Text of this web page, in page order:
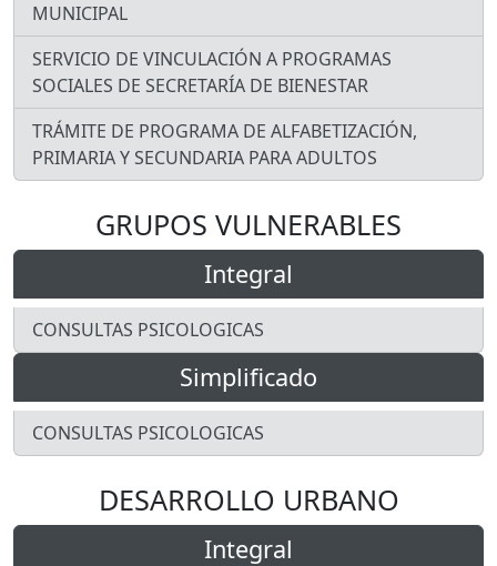
MUNICIPAL
SERVICIO DE VINCULACIÓN A PROGRAMAS
SOCIALES DE SECRETARÍA DE BIENESTAR
TRÁMITE DE PROGRAMA DE ALFABETIZACIÓN,
PRIMARIA Y SECUNDARIA PARA ADULTOS
GRUPOS VULNERABLES
Integral
CONSULTAS PSICOLOGICAS
Simplificado
CONSULTAS PSICOLOGICAS
DESARROLLO URBANO
Integral